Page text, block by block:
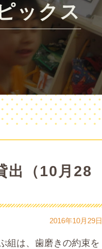
ックス
出（10月28
2016年10月29日
組は、歯磨きの約束を